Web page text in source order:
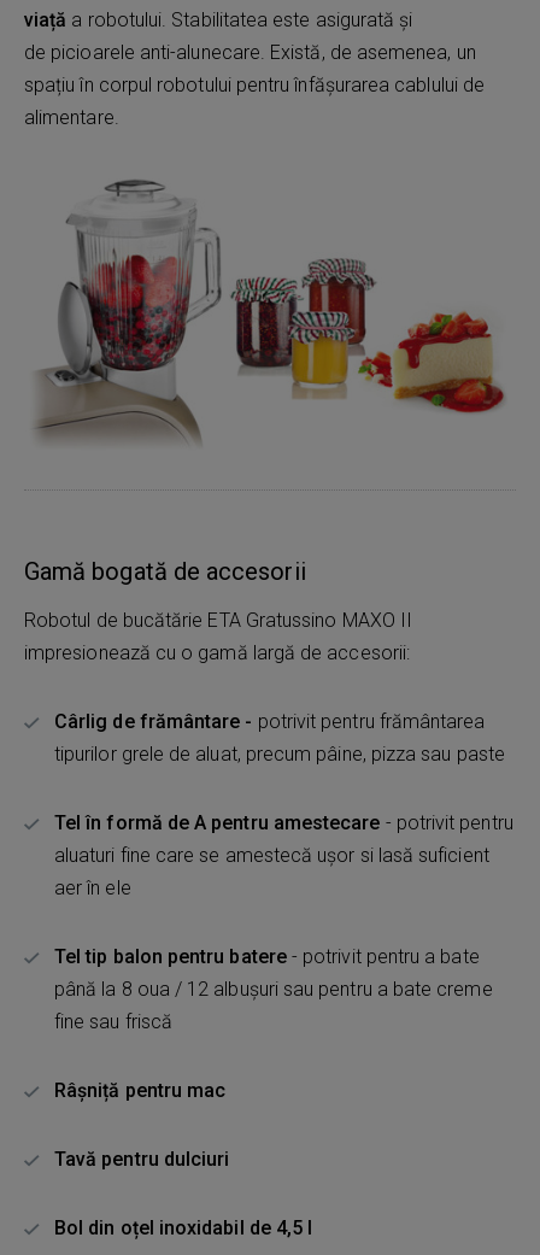
viață a robotului. Stabilitatea este asigurată și
de picioarele anti-alunecare. Există, de asemenea, un
spațiu în corpul robotului pentru înfășurarea cablului de
alimentare.
Gamă bogată de accesorii
Robotul de bucătărie ETA Gratussino MAXO II
impresionează cu o gamă largă de accesorii:
Cârlig de frământare - potrivit pentru frământarea
tipurilor grele de aluat, precum pâine, pizza sau paste
Tel în formă de A pentru amestecare - potrivit pentru
aluaturi fine care se amestecă ușor si lasă suficient
aer în ele
Tel tip balon pentru batere - potrivit pentru a bate
până la 8 oua / 12 albușuri sau pentru a bate creme
fine sau friscă
Râșniță pentru mac
Tavă pentru dulciuri
Bol din oțel inoxidabil de 4,5 l